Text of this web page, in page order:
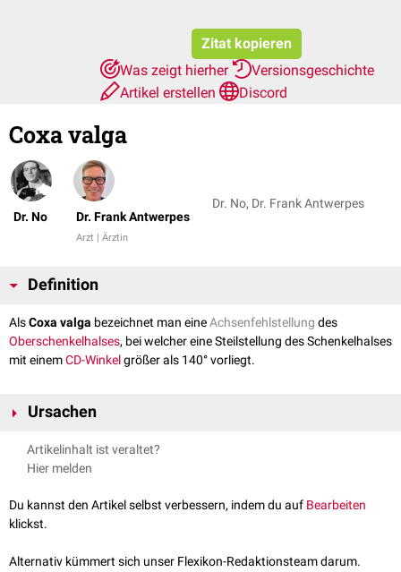
Zitat kopieren
Was zeigt hierher
Versionsgeschichte
Artikel erstellen
Discord
Coxa valga
Dr. No Dr. Frank Antwerpes
Arzt | Ärztin
Dr. No, Dr. Frank Antwerpes
Definition
AlsCoxa valga bezeichnet man eineAchsenfehlstellung des
Oberschenkelhalses, bei welcher eine Steilstellung des Schenkelhalses
mit einemCD-Winkelgrößer als 140° vorliegt.
Ursachen
angeboren (Coxa valga congenita)
der
Traumen
(z.B. Oberschenkelhalsfraktur
Artikelinhalt ist veraltet?
Hier melden
Du kannst den Artikel selbst verbessern, indem du auf Bearbeiten
klickst.
Alternativ kümmert sich unser Flexikon-Redaktionsteam darum.